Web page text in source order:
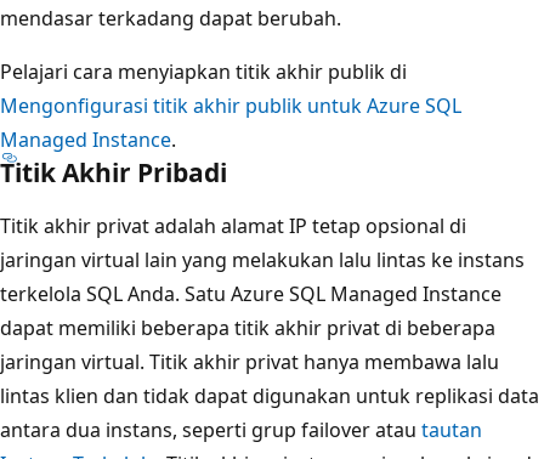
mendasar terkadang dapat berubah.
Pelajari cara menyiapkan titik akhir publik di
Mengonfigurasi titik akhir publik untuk Azure SQL
Managed Instance.
Titik Akhir Pribadi
Titik akhir privat adalah alamat IP tetap opsional di
jaringan virtual lain yang melakukan lalu lintas ke instans
terkelola SQL Anda. Satu Azure SQL Managed Instance
dapat memiliki beberapa titik akhir privat di beberapa
jaringan virtual. Titik akhir privat hanya membawa lalu
lintas klien dan tidak dapat digunakan untuk replikasi data
antara dua instans, seperti grup failover atau tautan